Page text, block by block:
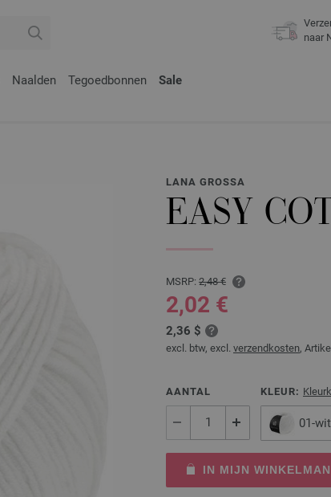
naar
Naalden Tegoedbonnen Sale
LANA GROSSA
EASY
MSRP: 2,48 €
2,02 €
2,36 $
excl. btw, excl. verzendkosten,
AANTAL KLEUR:
01-wit
IN MIJN